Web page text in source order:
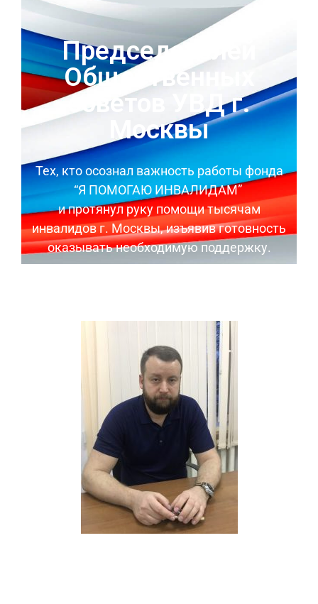
Председателей
Общественных
советов УВД г.
Москвы
Тех, кто осознал важность работы фонда
“Я ПОМОГАЮ ИНВАЛИДАМ”
и протянул руку помощи тысячам
инвалидов г. Москвы, изъявив готовность
оказывать необходимую поддержку.